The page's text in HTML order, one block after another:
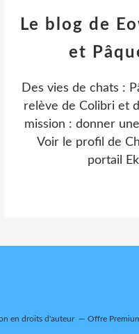
Le blog de
et
Des vies de chats :
relève de Colibri et
mission : donner
Voir le profil de
portail
en droits d'auteur Offre